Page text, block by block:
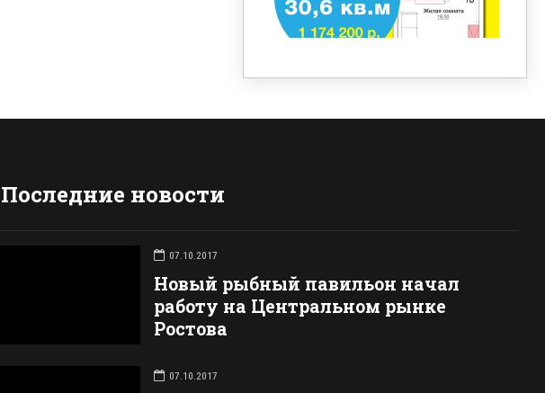
Последние новости
07.10.2017
Новый рыбный павильон начал
работу на Центральном рынке
Ростова
07.10.2017